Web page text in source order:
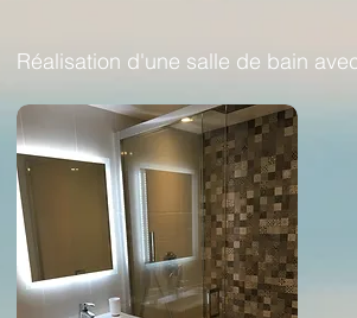
Réalisation d'une salle de bain